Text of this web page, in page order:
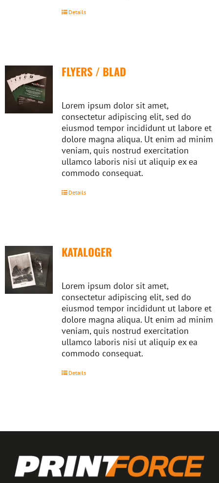
Details
FLYERS / BLAD
Lorem ipsum dolor sit amet,
consectetur adipiscing elit, sed do
eiusmod tempor incididunt ut labore et
dolore magna aliqua. Ut enim ad minim
veniam, quis nostrud exercitation
ullamco laboris nisi ut aliquip ex ea
commodo consequat.
Details
KATALOGER
Lorem ipsum dolor sit amet,
consectetur adipiscing elit, sed do
eiusmod tempor incididunt ut labore et
dolore magna aliqua. Ut enim ad minim
veniam, quis nostrud exercitation
ullamco laboris nisi ut aliquip ex ea
commodo consequat.
Details